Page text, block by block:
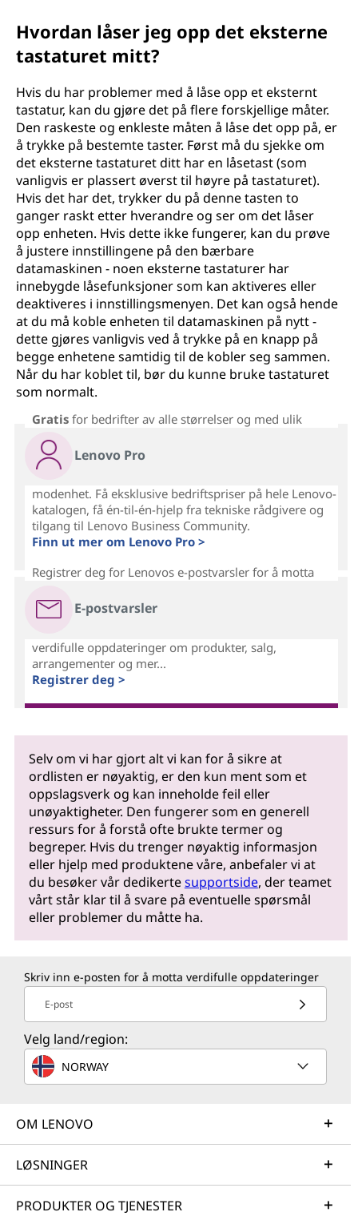
Hvordan låser jeg opp det eksterne
tastaturet mitt?
Hvis du har problemer med å låse opp et eksternt
tastatur, kan du gjøre det på flere forskjellige måter.
Den raskeste og enkleste måten å låse det opp på, er
å trykke på bestemte taster. Først må du sjekke om
det eksterne tastaturet ditt har en låsetast (som
vanligvis er plassert øverst til høyre på tastaturet).
Hvis det har det, trykker du på denne tasten to
ganger raskt etter hverandre og ser om det låser
opp enheten. Hvis dette ikke fungerer, kan du prøve
å justere innstillingene på den bærbare
datamaskinen - noen eksterne tastaturer har
innebygde låsefunksjoner som kan aktiveres eller
deaktiveres i innstillingsmenyen. Det kan også hende
at du må koble enheten til datamaskinen på nytt -
dette gjøres vanligvis ved å trykke på en knapp på
begge enhetene samtidig til de kobler seg sammen.
Når du har koblet til, bør du kunne bruke tastaturet
som normalt.
Lenovo Pro
Gratisfor bedrifter av alle størrelser og med ulik
modenhet. Få eksklusive bedriftspriser på hele Lenovo-
katalogen, få én-til-én-hjelp fra tekniske rådgivere og
tilgang til Lenovo Business Community.
Finn ut mer om Lenovo Pro >
E-postvarsler
Registrer deg for Lenovos e-postvarsler for å motta
verdifulle oppdateringer om produkter, salg,
arrangementer og mer...
Registrer deg >
Selv om vi har gjort alt vi kan for å sikre at
ordlisten er nøyaktig, er den kun ment som et
oppslagsverk og kan inneholde feil eller
unøyaktigheter. Den fungerer som en generell
ressurs for å forstå ofte brukte termer og
begreper. Hvis du trenger nøyaktig informasjon
eller hjelp med produktene våre, anbefaler vi at
du besøker vår dedikertesupportside, der teamet
vårt står klar til å svare på eventuelle spørsmål
eller problemer du måtte ha.
Skriv inn e-posten for å motta verdifulle oppdateringer
E-post
Velg land/region:
NORWAY
OM LENOVO
LØSNINGER
PRODUKTER OG TJENESTER